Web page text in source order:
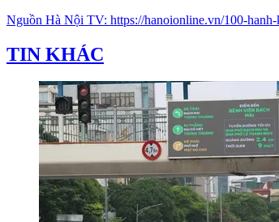
Nguồn Hà Nội TV: https://hanoionline.vn/100-
TIN KHÁC